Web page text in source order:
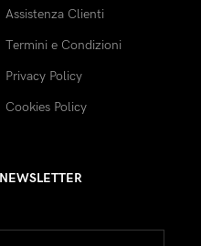
Assistenza Clienti
Termini e Condizioni
Privacy Policy
Cookies Policy